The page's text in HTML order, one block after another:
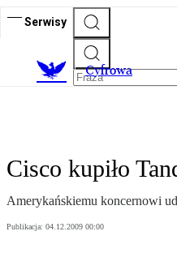
Serwisy
Cyfrowa
Cisco kupiło
Amerykańskiemu koncernowi
Publikacja: 04.12.2009 00:00